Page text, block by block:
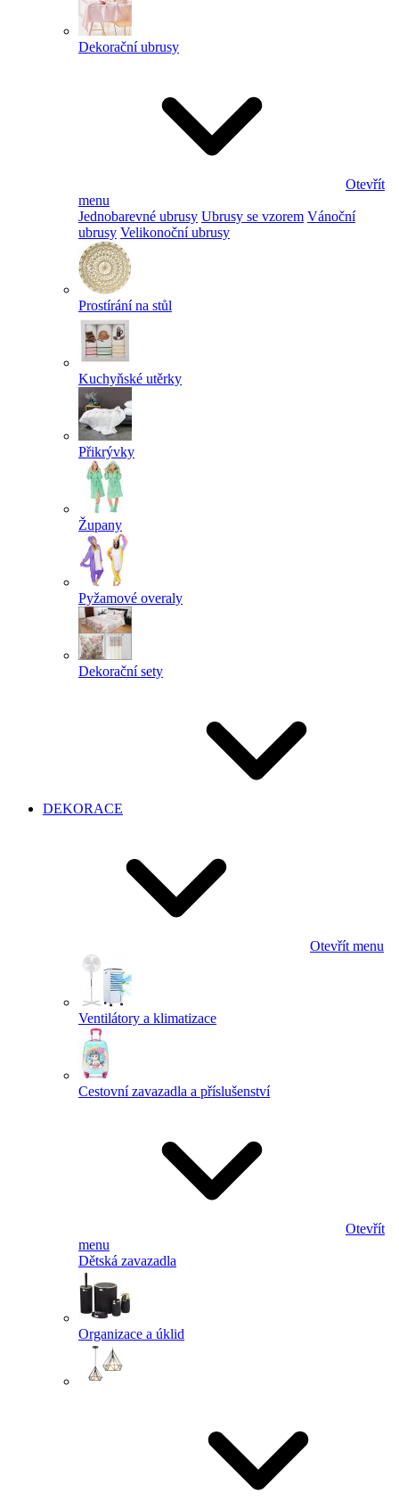
Dekorační ubrusy
Otevřít
menu
Jednobarevné ubrusy Ubrusy se vzorem Vánoční
ubrusy Velikonoční ubrusy
Prostírání na stůl
Kuchyňské utěrky
Přikrývky
Župany
Pyžamové overaly
Dekorační sety
DEKORACE
Otevřít menu
Ventilátory a klimatizace
Cestovní zavazadla a příslušenství
Otevřít
menu
Dětská zavazadla
Organizace a úklid